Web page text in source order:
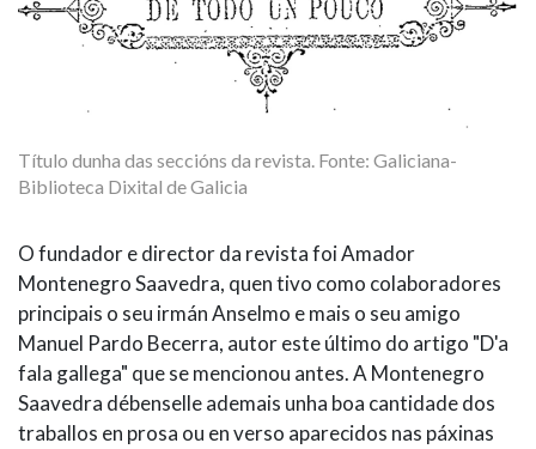
Título dunha das seccións da revista. Fonte: Galiciana-
Biblioteca Dixital de Galicia
O fundador e director da revista foi Amador
Montenegro Saavedra, quen tivo como colaboradores
principais o seu irmán Anselmo e mais o seu amigo
Manuel Pardo Becerra, autor este último do artigo "D'a
fala gallega" que se mencionou antes. A Montenegro
Saavedra débenselle ademais unha boa cantidade dos
traballos en prosa ou en verso aparecidos nas páxinas